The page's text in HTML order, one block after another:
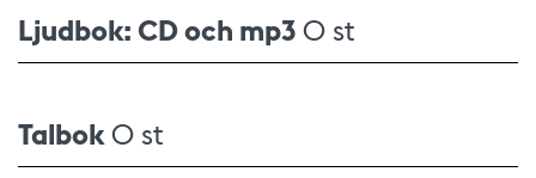
Ljudbok: CD och mp30 st
Talbok0 st